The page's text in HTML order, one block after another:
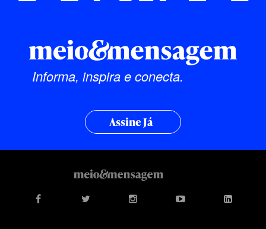
Informa, inspira e conecta.
Assine Já